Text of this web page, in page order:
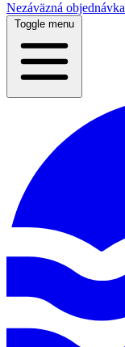
Nezáväzná objednávka
Toggle menu